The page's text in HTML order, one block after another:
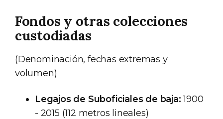
Fondos y otras colecciones
custodiadas
(Denominación, fechas extremas y
volumen)
Legajos de Suboficiales de baja:1900
- 2015 (112 metros lineales)